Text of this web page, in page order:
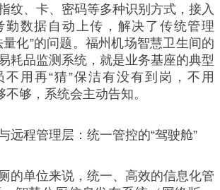
纹、卡、密码等多种识别方式，接入
勤数据自动上传，解决了传统管理
量化”的问题。福州机场智慧卫生间的
耗品监测系统，就是业务基座的典型
用再“猜”保洁有没有到岗，不用
不够，系统会主动告知。
远程管理层：统一管控的“驾驶舱”
的单位来说，统一、高效的信息化管